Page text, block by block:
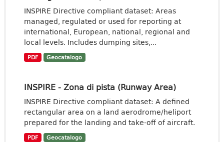
INSPIRE Directive compliant dataset: Areas
managed, regulated or used for reporting at
international, European, national, regional and
local levels. Includes dumping sites,...
PDF Geocatalogo
INSPIRE - Zona di pista (Runway Area)
INSPIRE Directive compliant dataset: A defined
rectangular area on a land aerodrome/heliport
prepared for the landing and take-off of aircraft.
PDF Geocatalogo